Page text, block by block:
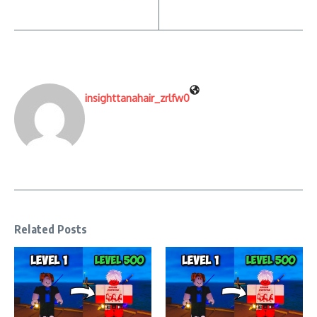
insighttanahair_zrlfw0
Related Posts